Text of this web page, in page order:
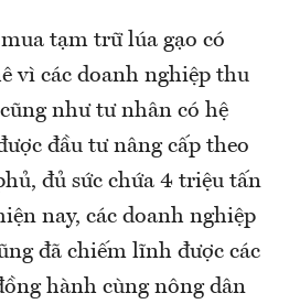
tạm trữ lúa gạo có
vì các doanh nghiệp thu
như tư nhân có hệ
đầu tư nâng cấp theo
đủ sức chứa 4 triệu tấn
nay, các doanh nghiệp
đã chiếm lĩnh được các
hành cùng nông dân